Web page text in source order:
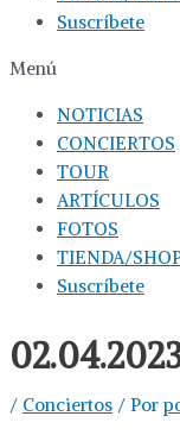
Suscríbete
Menú
NOTICIAS
CONCIERTOS
TOUR
ARTÍCULOS
FOTOS
TIENDA/
Suscríbete
/ Conciertos / Por